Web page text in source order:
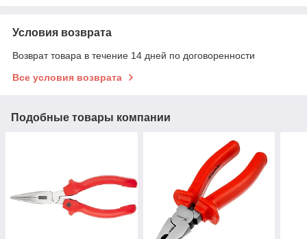
Условия возврата
Возврат товара в течение 14 дней по договоренности
Все условия возврата
Подобные товары компании